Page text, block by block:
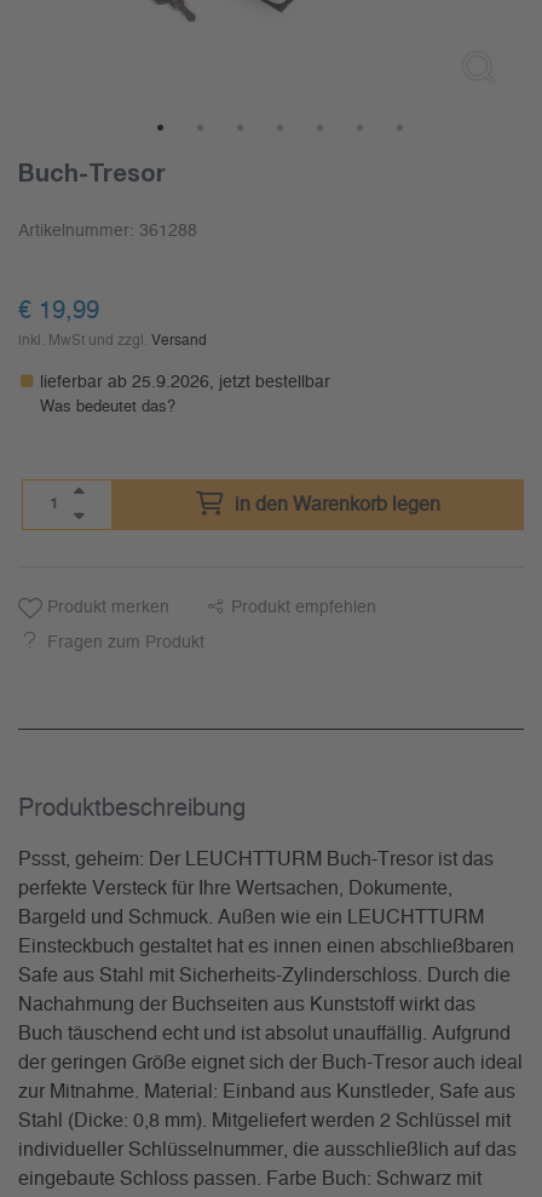
Buch-Tresor
Artikelnummer: 361288
€ 19,99
inkl. MwSt und zzgl. Versand
lieferbar ab 25.9.2026, jetzt bestellbar
Was bedeutet das?
in den Warenkorb legen
Produkt merken Produkt empfehlen
Fragen zum Produkt
Produkt­beschreibung
Pssst, geheim: Der LEUCHTTURM Buch-Tresor ist das
perfekte Versteck für Ihre Wertsachen, Dokumente,
Bargeld und Schmuck. Außen wie ein LEUCHTTURM
Einsteckbuch gestaltet hat es innen einen abschließbaren
Safe aus Stahl mit Sicherheits-Zylinderschloss. Durch die
Nachahmung der Buchseiten aus Kunststoff wirkt das
Buch täuschend echt und ist absolut unauffällig. Aufgrund
der geringen Größe eignet sich der Buch-Tresor auch ideal
zur Mitnahme. Material: Einband aus Kunstleder, Safe aus
Stahl (Dicke: 0,8 mm). Mitgeliefert werden 2 Schlüssel mit
individueller Schlüsselnummer, die ausschließlich auf das
eingebaute Schloss passen. Farbe Buch: Schwarz mit